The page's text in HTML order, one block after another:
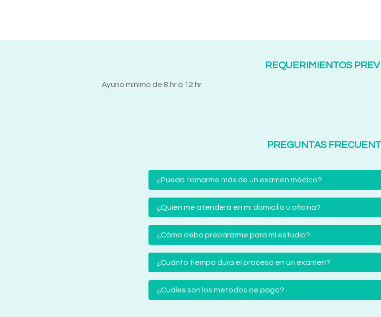
REQUERIMIENTOS
Ayuno mínimo de 8 hr a 12 hr.
PREGUNTAS
¿Puedo tomarme más de un examen médico?
¿Quién me atenderá en mi domicilio u oficina?
¿Cómo debo prepararme para mi estudio?
¿Cuánto tiempo dura el proceso en un examen?
¿Cuáles son los métodos de pago?